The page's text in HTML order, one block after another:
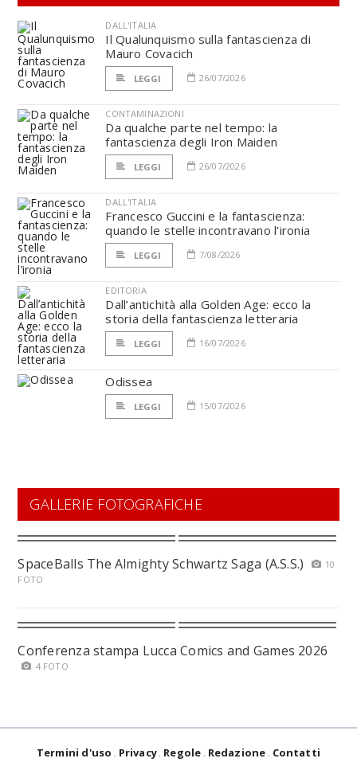
DALL'ITALIA
Il Qualunquismo sulla fantascienza di
Mauro Covacich
LEGGI 26/07/2026
CONTAMINAZIONI
Da qualche parte nel tempo: la
fantascienza degli Iron Maiden
LEGGI 26/07/2026
DALL'ITALIA
Francesco Guccini e la fantascienza:
quando le stelle incontravano l’ironia
LEGGI 7/08/2026
EDITORIA
Dall’antichità alla Golden Age: ecco la
storia della fantascienza letteraria
LEGGI 16/07/2026
Odissea
LEGGI 15/07/2026
GALLERIE FOTOGRAFICHE
SpaceBalls The Almighty Schwartz Saga (A.S.S.)
10
FOTO
Conferenza stampa Lucca Comics and Games 2026
4 FOTO
Termini d'uso Privacy Regole Redazione Contatti